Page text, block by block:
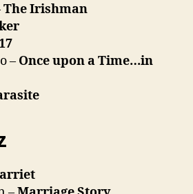
The Irishman
– Once upon a Time…in